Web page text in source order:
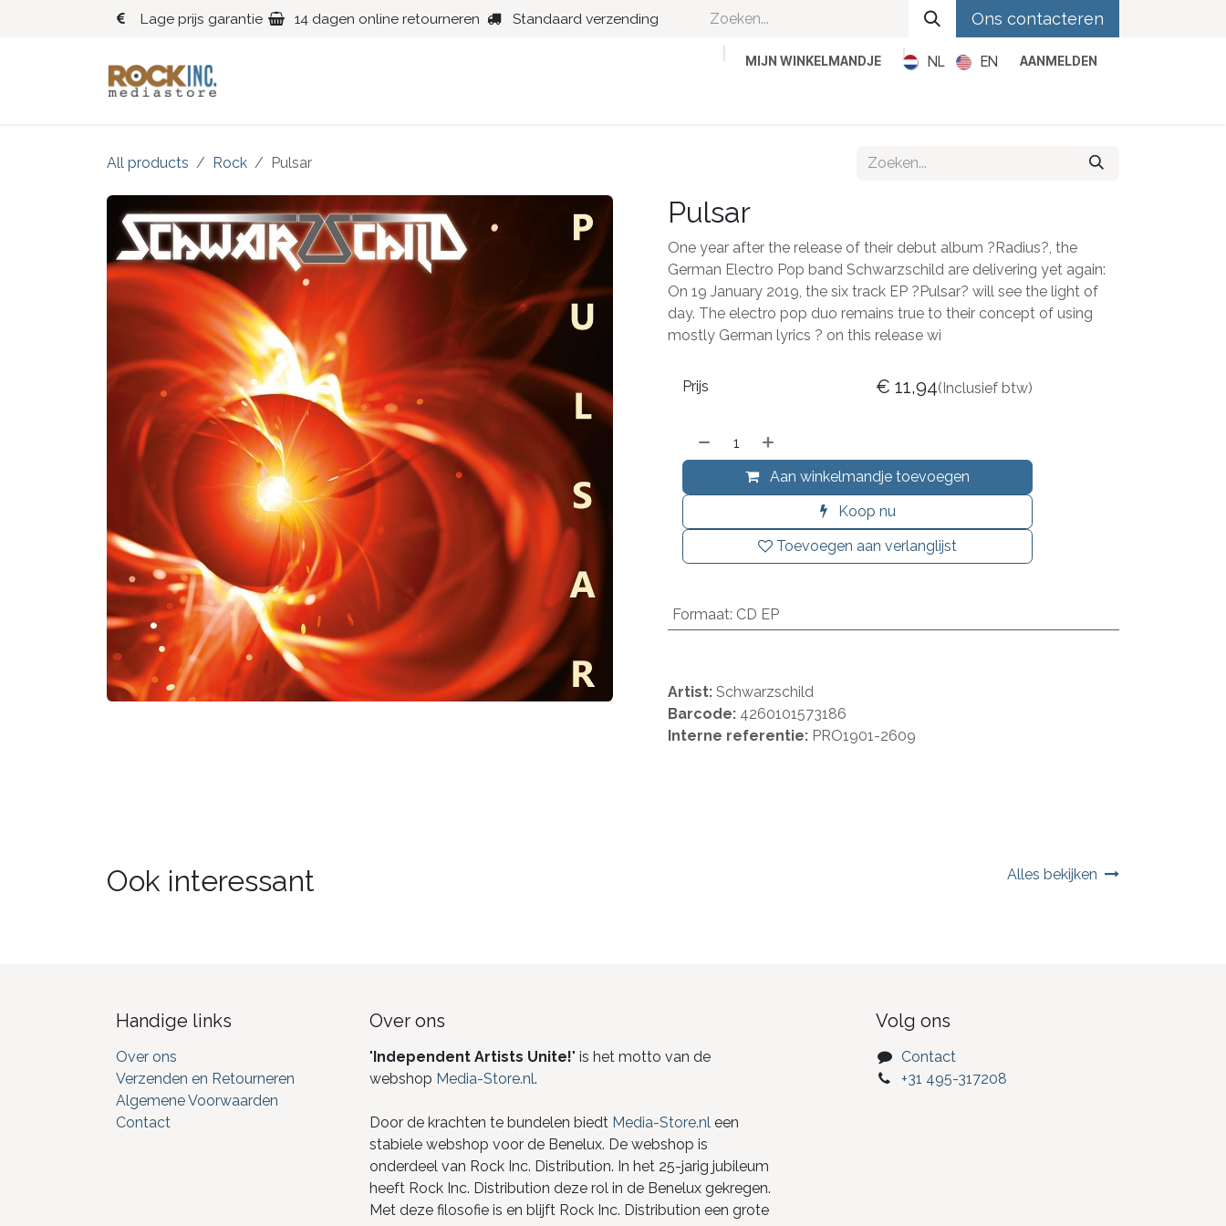
Overslaan naar inhoud
Lage prijs garantie 14 dagen online retourneren Standaard verzending Ons contacteren
MIJN WINKELMANDJE NL EN AANMELDEN
All products Rock Pulsar
Pulsar
One year after the release of their debut album ?Radius?, the
German Electro Pop band Schwarzschild are delivering yet again:
On 19 January 2019, the six track EP ?Pulsar? will see the light of
day. The electro pop duo remains true to their concept of using
mostly German lyrics ? on this release wi
Aan winkelmandje toevoegen
Koop nu
Toevoegen aan verlanglijst
Prijs € 11,94(Inclusief btw)
Formaat: CD EP
Artist: Schwarzschild
Barcode: 4260101573186
Interne referentie: PRO1901-2609
Ook interessant Alles bekijken
Handige links
Over ons
Verzenden en Retourneren
Algemene Voorwaarden
Contact
Over ons
"Independent Artists Unite!" is het motto van de
webshop Media-Store.nl.
Door de krachten te bundelen biedt Media-Store.nleen
stabiele webshop voor de Benelux. De webshop is
onderdeel van Rock Inc. Distribution. In het 25-jarig jubileum
heeft Rock Inc. Distribution deze rol in de Benelux gekregen.
Met deze filosofie is en blijft Rock Inc. Distribution een grote
Volg ons
Contact
+31 495-317208